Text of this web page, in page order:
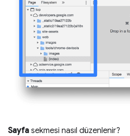
Sayfa sekmesi nasıl düzenlenir?